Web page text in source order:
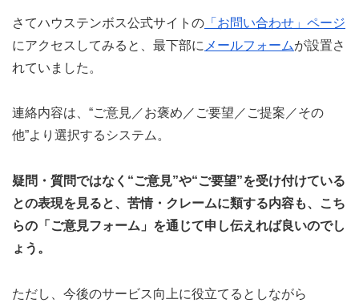
さてハウステンボス公式サイトの 「お問い合わせ」ページ
にアクセスしてみると、最下部に メールフォームが設置さ
れていました。
連絡内容は、“ご意見／お褒め／ご要望／ご提案／その
他”より選択するシステム。
疑問・質問ではなく“ご意見”や“ご要望”を受け付けている
との表現を見ると、苦情・クレームに類する内容も、こち
らの「ご意見フォーム」を通じて申し伝えれば良いのでし
ょう。
ただし、今後のサービス向上に役立てるとしながら